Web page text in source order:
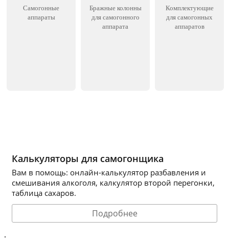
Самогонные
аппараты
Бражные колонны
для самогонного
аппарата
Комплектующие
для самогонных
аппаратов
Калькуляторы для самогонщика
Вам в помощь: онлайн-калькулятор разбавления и
смешивания алкоголя, калкулятор второй перегонки,
таблица сахаров.
Подробнее
.